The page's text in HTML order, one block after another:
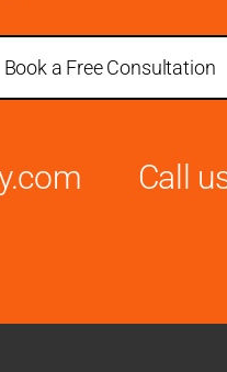
Book a Free Consultation
Call